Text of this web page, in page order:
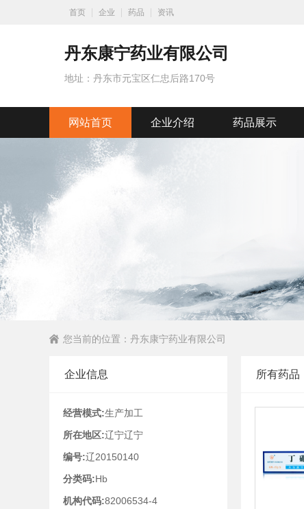
首页 企业 药品 资讯
丹东康宁药业有限公司
地址：丹东市元宝区仁忠后路170号
网站首页 企业介绍 药品展示
您当前的位置： 丹东康宁药业有限公司
所有药品
企业信息
经营模式:生产加工
所在地区:辽宁辽宁
编号:辽20150140
分类码:Hb
机构代码:82006534-4